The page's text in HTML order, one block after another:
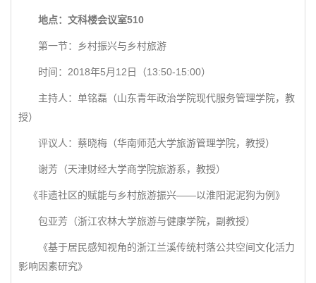
地点：文科楼会议室510
第一节：乡村振兴与乡村旅游
时间：2018年5月12日（13:50-15:00）
主持人：单铭磊（山东青年政治学院现代服务管理学院，教
授）
评议人：蔡晓梅（华南师范大学旅游管理学院，教授）
谢芳（天津财经大学商学院旅游系，教授）
《非遗社区的赋能与乡村旅游振兴——以淮阳泥泥狗为例》
包亚芳（浙江农林大学旅游与健康学院，副教授）
《基于居民感知视角的浙江兰溪传统村落公共空间文化活力
影响因素研究》